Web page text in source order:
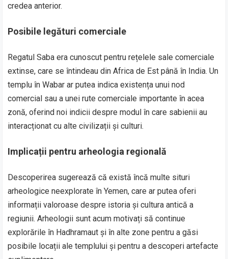
credea anterior.
Posibile legături comerciale
Regatul Saba era cunoscut pentru rețelele sale comerciale
extinse, care se întindeau din Africa de Est până în India. Un
templu în Wabar ar putea indica existența unui nod
comercial sau a unei rute comerciale importante în acea
zonă, oferind noi indicii despre modul în care sabienii au
interacționat cu alte civilizații și culturi.
Implicații pentru arheologia regională
Descoperirea sugerează că există încă multe situri
arheologice neexplorate în Yemen, care ar putea oferi
informații valoroase despre istoria și cultura antică a
regiunii. Arheologii sunt acum motivați să continue
explorările în Hadhramaut și în alte zone pentru a găsi
posibile locații ale templului și pentru a descoperi artefacte